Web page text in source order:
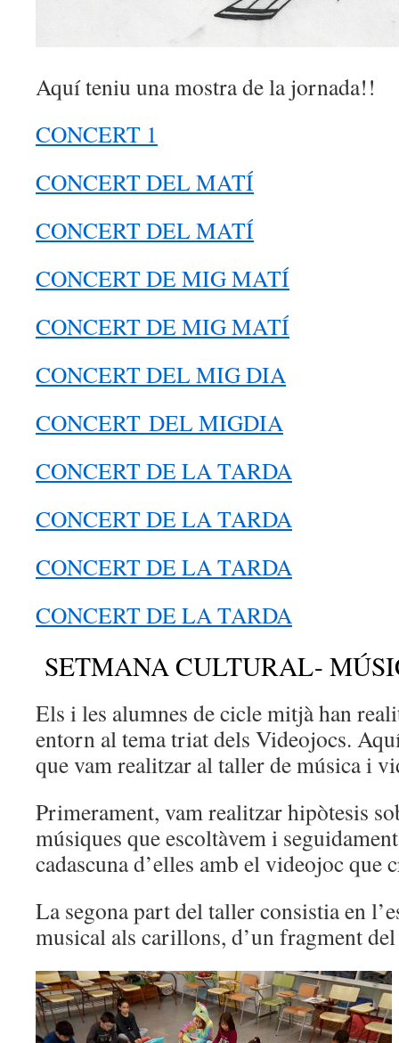
Aquí teniu una mostra de la jornada!!
CONCERT 1
CONCERT DEL MATÍ
CONCERT DEL MATÍ
CONCERT DE MIG MATÍ
CONCERT DE MIG MATÍ
CONCERT DEL MIG DIA
CONCERT DEL MIGDIA
CONCERT DE LA TARDA
CONCERT DE LA TARDA
CONCERT DE LA TARDA
CONCERT DE LA TARDA
SETMANA CULTURAL-
Els i les alumnes de cicle mitjà han
entorn al tema triat dels Videojocs.
que vam realitzar al taller de música i
Primerament, vam realitzar hipòtesis
músiques que escoltàvem i
cadascuna d’elles amb el videojoc que
La segona part del taller consistia en
musical als carillons, d’un fragment